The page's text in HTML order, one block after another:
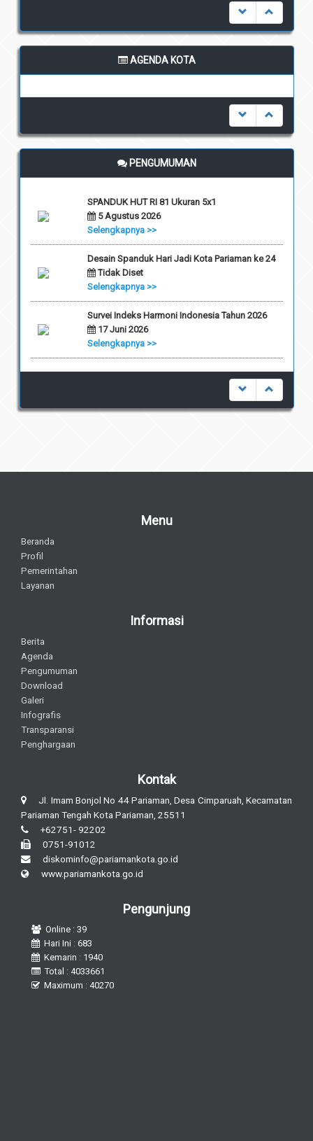
AGENDA KOTA
PENGUMUMAN
SPANDUK HUT RI 81 Ukuran 5x1
5 Agustus 2026
Selengkapnya >>
Desain Spanduk Hari Jadi Kota Pariaman ke 24
Tidak Diset
Selengkapnya >>
Survei Indeks Harmoni Indonesia Tahun 2026
17 Juni 2026
Selengkapnya >>
Menu
Beranda
Profil
Pemerintahan
Layanan
Informasi
Berita
Agenda
Pengumuman
Download
Galeri
Infografis
Transparansi
Penghargaan
Kontak
Jl. Imam Bonjol No 44 Pariaman, Desa Cimparuah, Kecamatan
Pariaman Tengah Kota Pariaman, 25511
+62751- 92202
0751-91012
diskominfo@pariamankota.go.id
www.pariamankota.go.id
Pengunjung
Online : 39
Hari Ini : 683
Kemarin : 1940
Total : 4033661
Maximum : 40270